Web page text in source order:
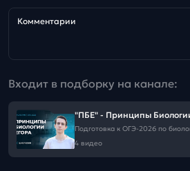
Комментарии
Входит в подборку на канале:
"ПБЕ" - Принципы
Подготовка к ОГЭ-2026 по
4 видео